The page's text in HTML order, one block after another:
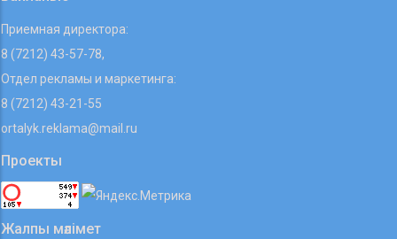
Приемная директора:
8 (7212) 43-57-78,
Отдел рекламы и маркетинга:
8 (7212) 43-21-55
ortalyk.reklama@mail.ru
Проекты
Жалпы мәлімет